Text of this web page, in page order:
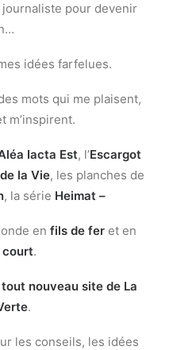
pour devenir
idées farfelues.
mots qui me plaisent,
m’inspirent.
Iacta Est, l’Escargot
la Vie, les planches de
, la série Heimat –
en fils de feret en
.
nouveau site de La
.
les conseils, les idées